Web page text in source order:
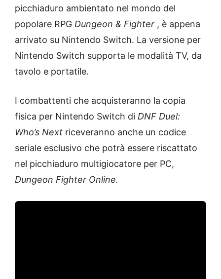
picchiaduro ambientato nel mondo del
popolare RPG Dungeon & Fighter , è appena
arrivato su Nintendo Switch. La versione per
Nintendo Switch supporta le modalità TV, da
tavolo e portatile.
I combattenti che acquisteranno la copia
fisica per Nintendo Switch di DNF Duel:
Who’s Next riceveranno anche un codice
seriale esclusivo che potrà essere riscattato
nel picchiaduro multigiocatore per PC,
Dungeon Fighter Online.